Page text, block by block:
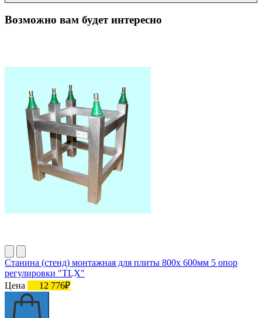
Возможно вам будет интересно
Станина (стенд) монтажная для плиты 800х 600мм 5 опор
регулировки "TLX"
Цена
12 776₽